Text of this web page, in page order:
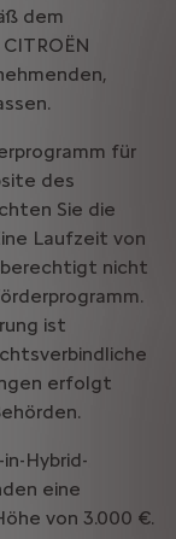
dem
für
des
Sie die
Laufzeit von
nicht
ist
erfolgt
Hybrid-
eine
von 3.000 €.